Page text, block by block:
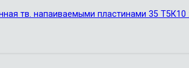
тв. напаиваемыми пластинами 35 Т5К10